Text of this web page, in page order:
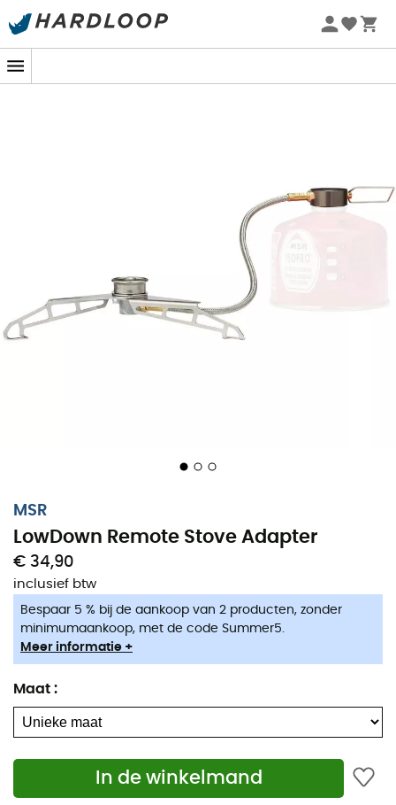
Zomeraanbiedingen 🔥 -5% EXTRA vanaf 2 producten* met
MSR
LowDown Remote Stove Adapter
€ 34,90
inclusief btw
Bespaar 5 % bij de aankoop van 2 producten, zonder
minimumaankoop, met de code Summer5.
Meer informatie +
Maat :
In de winkelmand
Vermijd alle stabiliteitsproblemen tijdens het koken op
Adapter
toestel plaatsen en uw kooktoestel op de verlenging
richten. Zo kunt u uw gerechten stabieler en dichter bij
de grond bereiden. Geen omvallende pannen meer!
LowDown Remote Stove Adapter verlenging